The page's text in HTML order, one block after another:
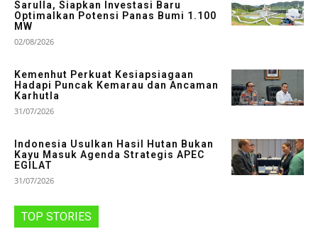
Sarulla, Siapkan Investasi Baru
Optimalkan Potensi Panas Bumi 1.100
MW
02/08/2026
Kemenhut Perkuat Kesiapsiagaan
Hadapi Puncak Kemarau dan Ancaman
Karhutla
31/07/2026
Indonesia Usulkan Hasil Hutan Bukan
Kayu Masuk Agenda Strategis APEC
EGILAT
31/07/2026
TOP STORIES